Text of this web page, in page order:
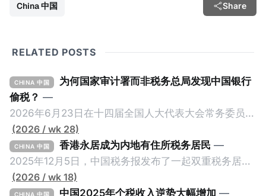
China 中国 Share
RELATED POSTS
CHINA 中国
为何国家审计署而非税务总局发现中国银行
偷税？ —
2026年6月23日在十四届全国人大代表大会常务委员会
第23次会议上，国家审计署审计长侯凯汇报的《国务院
关于2025年度中央预算执行和其他财政收支的审计工作
报告》引爆网络，暴露中国银行错误以公募基金免收所
得税的政策优惠，让大量员工出资1元至100元来凑人
头，逃税23.67亿元人民币。这个消息已经发布了一段
(2026 / wk 28)
CHINA 中国 香港永居成为内地有住所税务居民 —
2025年12月5日，中国税务报发布了一起双重税务居民
的真实案例《适用“加比规则”确定税收居民身份》，作
者为王哲炜，来自国家税务总局天津市税务局，因此具
(2026 / wk 18)
CHINA 中国 中国2025年个税收入逆势大幅增加 —